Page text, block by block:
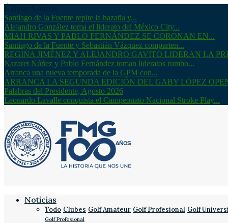
Santiago de la Fuente repite la hazaña y...
Alejandro González toma el liderato del México City...
MIAH RIVAS Y PABLO FERNÁNDEZ SE CORONAN EN...
Santiago de la Fuente y Sebastián Vázquez comparten...
REGINA JIMÉNEZ Y ALEJANDRO GAVITO LIDERAN LA
Nazaret Núñez y Pablo Fernández toman lideratos rumbo...
Arranca una nueva temporada de la GPM con...
ARRANCA LA SEGUNDA EDICIÓN DEL GABY LÓPEZ
Palabras del Presidente, Agosto 2026
Leonardo Lavalle conquista el Campeonato Nacional Stroke Play...
Noticias
Todo Clubes Golf Amateur Golf Profesional Golf
Golf Profesional